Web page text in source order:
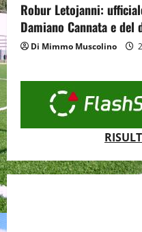
Robur Letojanni:
Damiano Cannata e
Di Mimmo Muscolino